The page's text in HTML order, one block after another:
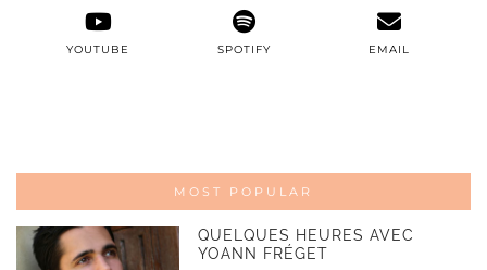
YOUTUBE SPOTIFY EMAIL
MOST POPULAR
QUELQUES HEURES AVEC
YOANN FRÉGET